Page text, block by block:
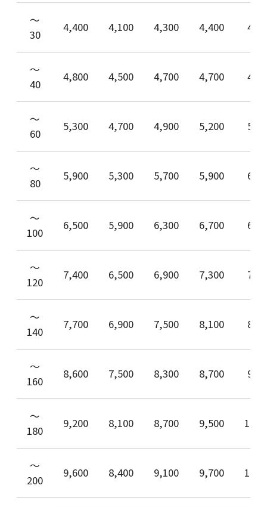
〜
30
4,400 4,100 4,300 4,400
〜
40
4,800 4,500 4,700 4,700
〜
60
5,300 4,700 4,900 5,200
〜
80
5,900 5,300 5,700 5,900
〜
100
6,500 5,900 6,300 6,700
〜
120
7,400 6,500 6,900 7,300
〜
140
7,700 6,900 7,500 8,100
〜
160
8,600 7,500 8,300 8,700
〜
180
9,200 8,100 8,700 9,500
〜
200
9,600 8,400 9,100 9,700